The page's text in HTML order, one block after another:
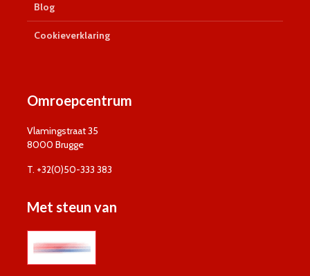
Blog
Cookieverklaring
Omroepcentrum
Vlamingstraat 35
8000 Brugge
T. +32(0)50-333 383
Met steun van